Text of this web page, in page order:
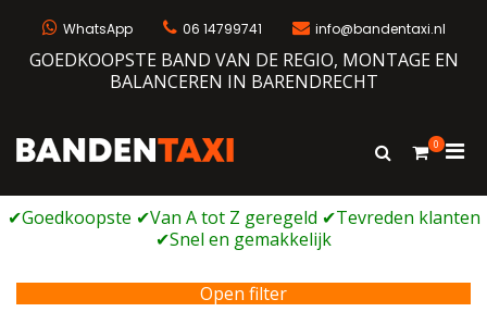
WhatsApp 06 14799741 info@bandentaxi.nl
GOEDKOOPSTE BAND VAN DE REGIO, MONTAGE EN
BALANCEREN IN BARENDRECHT
Bandengarage met eigen webshop
Toon
0
voor
Open filter